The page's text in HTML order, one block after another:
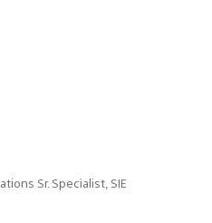
Sr. Specialist, SIE